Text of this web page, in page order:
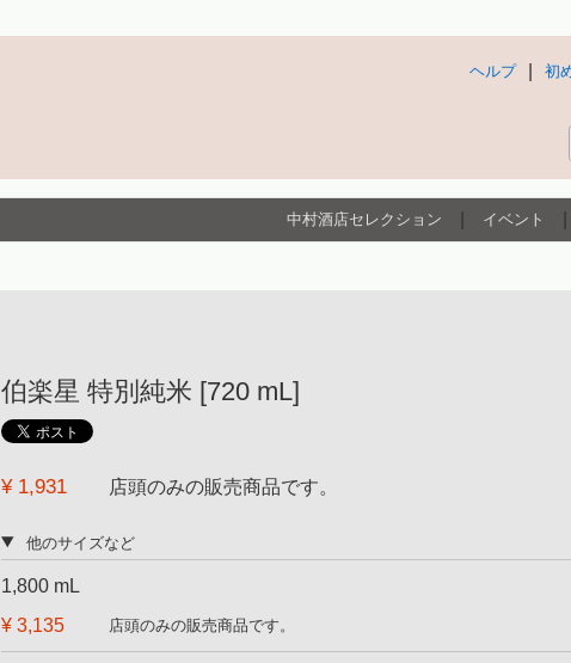
初
ヘルプ
中村酒店セレクション イベント
伯楽星 特別純米 [720 mL]
¥ 1,931 店頭のみの販売商品です。
他のサイズなど
1,800 mL
¥ 3,135
店頭のみの販売商品です。